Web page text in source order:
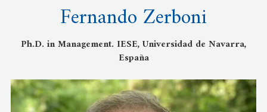
Fernando Zerboni
Ph.D. in Management. IESE, Universidad de Navarra,
España